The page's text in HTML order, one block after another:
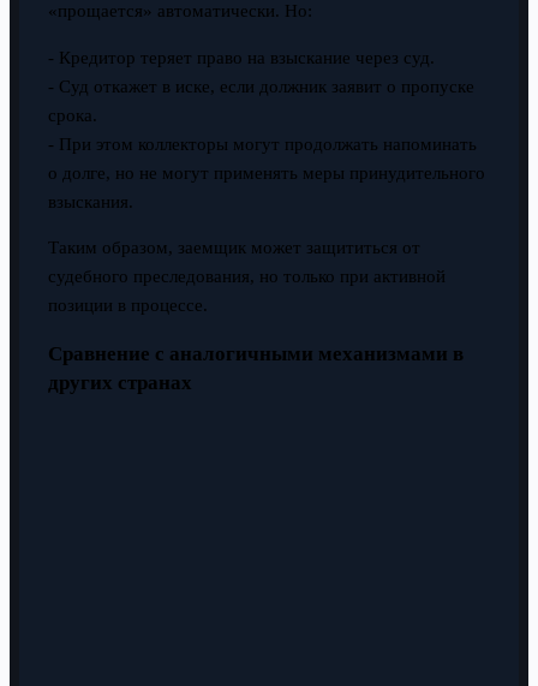
«прощается» автоматически. Но:
- Кредитор теряет право на взыскание через суд.
- Суд откажет в иске, если должник заявит о пропуске
срока.
- При этом коллекторы могут продолжать напоминать
о долге, но не могут применять меры принудительного
взыскания.
Таким образом, заемщик может защититься от
судебного преследования, но только при активной
позиции в процессе.
Сравнение с аналогичными механизмами в
других странах